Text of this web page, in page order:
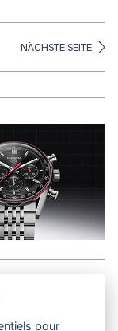
NÄCHSTE SEITE
pour